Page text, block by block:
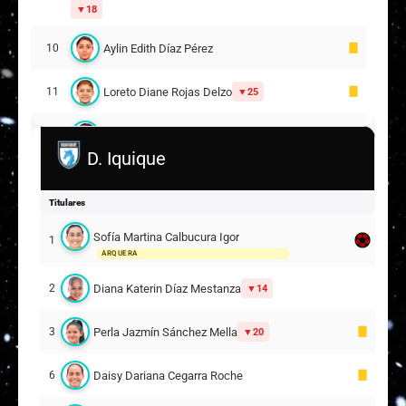
18
10 Aylin Edith Díaz Pérez
11 Loreto Diane Rojas Delzo 25
16
19 Escarlet Constanza Ampuero Castañeda
Suplentes
ARQUERA
5
4
D. Iquique
Titulares
1 Sofía Martina Calbucura Igor
ARQUERA
2 Diana Katerin Díaz Mestanza 14
3 Perla Jazmín Sánchez Mella 20
6 Daisy Dariana Cegarra Roche